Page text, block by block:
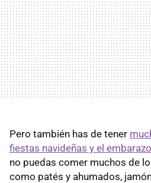
Pero también has de tener
fiestas navideñas y el embarazo
no puedas comer muchos de
como patés y ahumados,